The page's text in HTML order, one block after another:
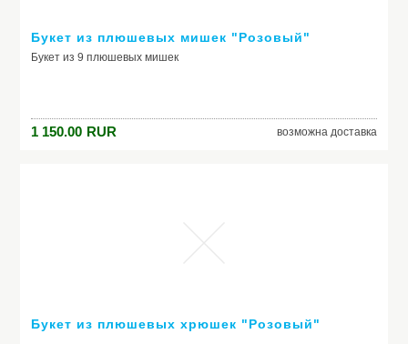
Букет из плюшевых мишек "Розовый"
Букет из 9 плюшевых мишек
1 150.00 RUR возможна доставка
Букет из плюшевых хрюшек "Розовый"